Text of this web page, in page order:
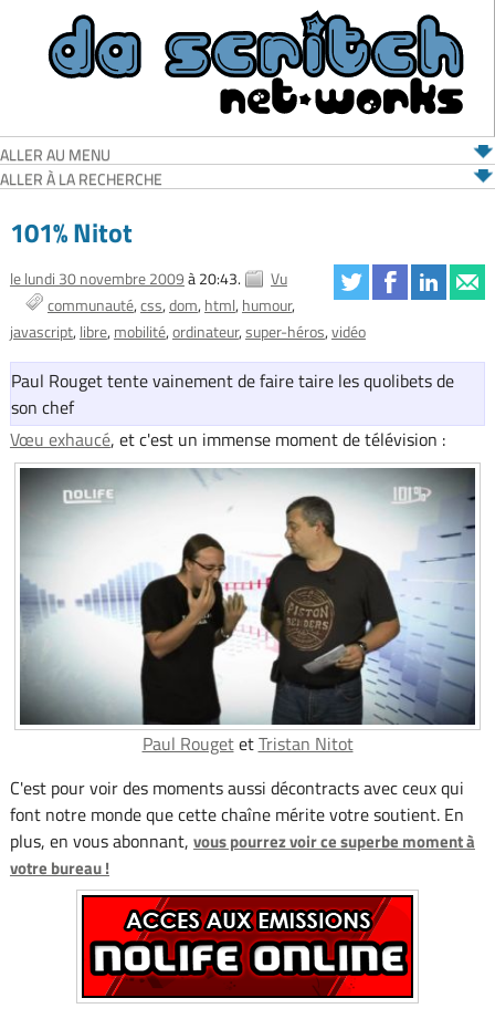
ALLER AU MENU
ALLER À LA RECHERCHE
101% Nitot
le lundi 30 novembre 2009à 20:43.
Vu
communauté css dom html humour
javascript libre mobilité ordinateur super-héros vidéo
Paul Rouget tente vainement de faire taire les quolibets de
son chef
Vœu exhaucé, et c'est un immense moment de télévision :
Paul RougetetTristan Nitot
C'est pour voir des moments aussi décontracts avec ceux qui
font notre monde que cette chaîne mérite votre soutient. En
plus, en vous abonnant, vous pourrez voir ce superbe moment à
votre bureau !